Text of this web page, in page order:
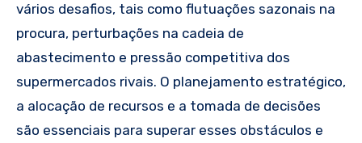
vários desafios, tais como flutuações sazonais na
procura, perturbações na cadeia de
abastecimento e pressão competitiva dos
supermercados rivais. O planejamento estratégico,
a alocação de recursos e a tomada de decisões
são essenciais para superar esses obstáculos e